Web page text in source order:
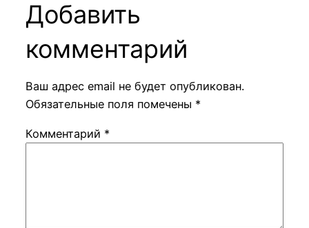
Добавить
комментарий
Ваш адрес email не будет опубликован.
Обязательные поля помечены *
Комментарий *